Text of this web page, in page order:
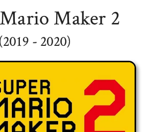
Maker 2
- 2020)